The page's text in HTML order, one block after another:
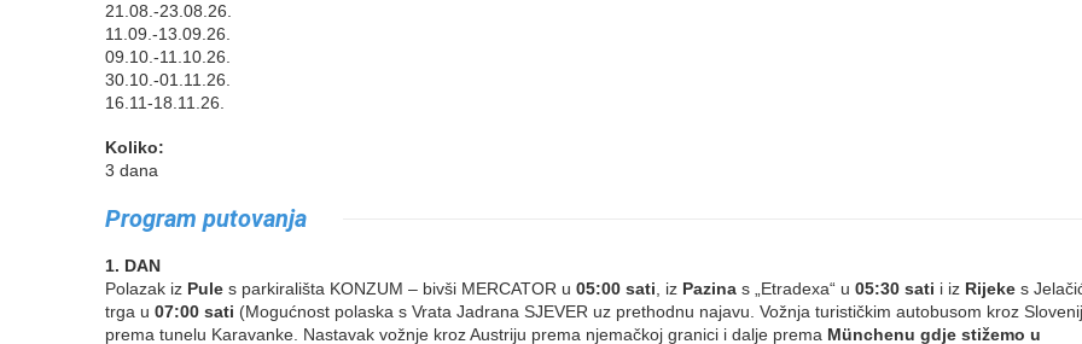
21.08.-23.08.26.
11.09.-13.09.26.
09.10.-11.10.26.
30.10.-01.11.26.
16.11-18.11.26.
Koliko:
3 dana
Program putovanja
1. DAN
Polazak iz Pule s parkirališta KONZUM – bivši MERCATOR u 05:00 sati , iz Pazina s „Etradexa“ u 05:30 sati i iz Rijeke s
trga u 07:00 sati (Mogućnost polaska s Vrata Jadrana SJEVER uz prethodnu najavu. Vožnja turističkim autobusom kroz
prema tunelu Karavanke. Nastavak vožnje kroz Austriju prema njemačkoj granici i dalje prema Münchenu gdje stižemo u